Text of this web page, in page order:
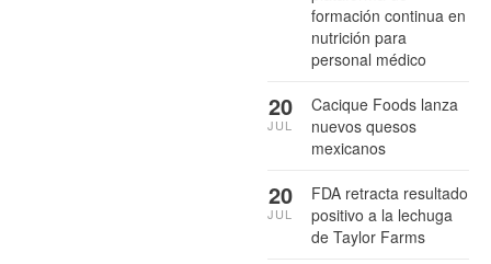
formación continua en
nutrición para
personal médico
Cacique Foods lanza
nuevos quesos
mexicanos
20
JUL
FDA retracta resultado
positivo a la lechuga
de Taylor Farms
20
JUL